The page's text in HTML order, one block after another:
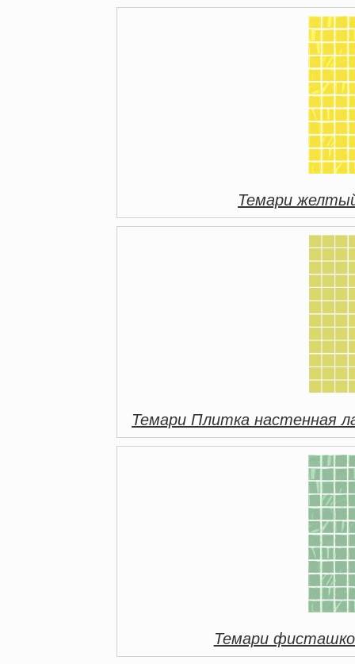
Темари
Темари Плитка настенная
Темари